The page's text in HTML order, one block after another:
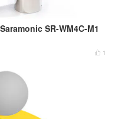
SR-WM4C-M1
 1